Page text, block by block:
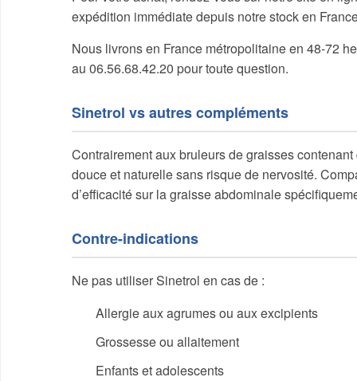
expédition immédiate depuis notre stock en
Nous livrons en France métropolitaine en 48-72
au 06.56.68.42.20 pour toute question.
Sinetrol vs autres compléments
Contrairement aux bruleurs de graisses
douce et naturelle sans risque de nervosité.
d’efficacité sur la graisse abdominale
Contre-indications
Ne pas utiliser Sinetrol en cas de :
Allergie aux agrumes ou aux excipients
Grossesse ou allaitement
Enfants et adolescents